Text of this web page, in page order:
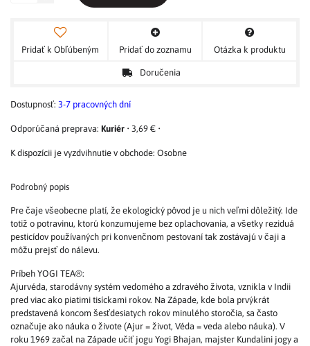
Pridať k Obľúbeným Pridať do zoznamu Otázka k produktu
Doručenia
Dostupnosť: 3-7 pracovných dní
Kuriér • 3,69 € •
Osobne
Podrobný popis
Pre čaje všeobecne platí, že ekologický pôvod je u nich veľmi dôležitý. Ide
totiž o potravinu, ktorú konzumujeme bez oplachovania, a všetky reziduá
pesticídov používaných pri konvenčnom pestovaní tak zostávajú v čaji a
môžu prejsť do nálevu.
Príbeh YOGI TEA®:
Ajurvéda, starodávny systém vedomého a zdravého života, vznikla v Indii
pred viac ako piatimi tisíckami rokov. Na Západe, kde bola prvýkrát
predstavená koncom šesťdesiatych rokov minulého storočia, sa často
označuje ako náuka o živote (Ajur = život, Véda = veda alebo náuka). V
roku 1969 začal na Západe učiť jogu Yogi Bhajan, majster Kundalini jogy a